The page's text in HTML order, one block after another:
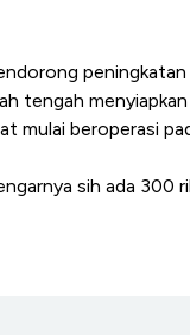
tengah
mulai beroperasi
sih ada 300